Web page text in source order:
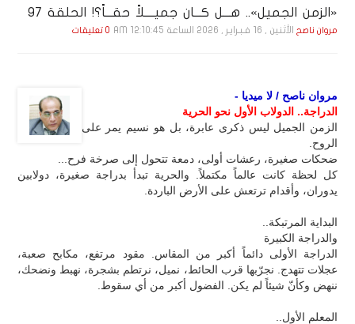
«الزمن الجميل».. هـــل كـــان جميــــلاً حقـــاً؟! الحلقة 97
مروان ناصح الأثنين , 16 فـبـرايـر , 2026 الساعة 12:10:45 AM 0 تعليقات
مروان ناصح / لا ميديا -
الدراجة.. الدولاب الأول نحو الحرية
الزمن الجميل ليس ذكرى عابرة، بل هو نسيم يمر على
الروح.
ضحكات صغيرة، رعشات أولى، دمعة تتحول إلى صرخة فرح...
كل لحظة كانت عالماً مكتملاً. والحرية تبدأ بدراجة صغيرة، دولابين
يدوران، وأقدام ترتعش على الأرض الباردة.
البداية المرتبكة..
والدراجة الكبيرة
الدراجة الأولى دائماً أكبر من المقاس. مقود مرتفع، مكابح صعبة،
عجلات تتهدج. نجرّبها قرب الحائط، نميل، نرتطم بشجرة، نهبط ونضحك،
ننهض وكأنّ شيئاً لم يكن. الفضول أكبر من أي سقوط.
المعلم الأول..